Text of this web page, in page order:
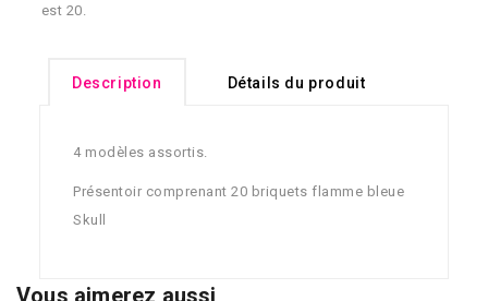
est 20.
Description Détails du produit
4 modèles assortis.
Présentoir comprenant 20 briquets flamme bleue
Skull
Vous aimerez aussi